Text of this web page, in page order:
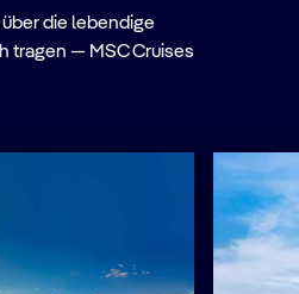
die lebendige
tragen — MSC Cruises